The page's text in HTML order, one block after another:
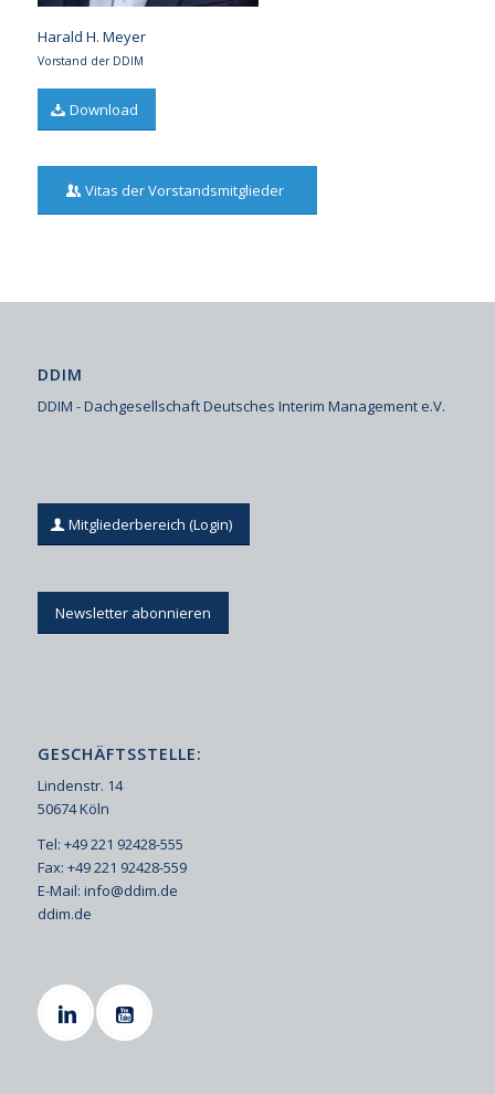
Harald H. Meyer
Vorstand der DDIM
Download
Vitas der Vorstandsmitglieder
DDIM
DDIM - Dachgesellschaft Deutsches Interim Management e.V.
Mitgliederbereich (Login)
Newsletter abonnieren
GESCHÄFTSSTELLE:
Lindenstr. 14
50674 Köln
Tel: +49 221 92428-555
Fax: +49 221 92428-559
E-Mail: info@ddim.de
ddim.de